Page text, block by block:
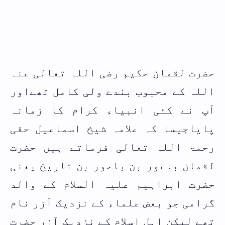
حضرت لقمان حکیم رضی اللہ تعالی عنہ
اللہ کے محبوب بندے ولی کامل تھےاور
آپ نے کئی انبیاء کرام کا زمانہ
پایاجیسا کہ علامہ شیخ اسماعیل حقی
رحمۃ اللہ تعالی فرماتے ہیں حضرت
لقمان باعور بن باحور بن تاریخ یعنی
حضرت ابراہیم علیہ السلام کے والد
گرامی جو بعض علماء کے نزدیک آزر نام
تھے لیکن اہل اسلام کے نزدیک آزر حضرت